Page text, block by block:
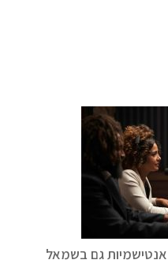
גם בשמאל